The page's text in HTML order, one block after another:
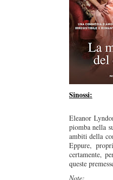
Sinossi:
Eleanor
piomba nella
ambiti della
Eppure,
certamente,
queste
Note: